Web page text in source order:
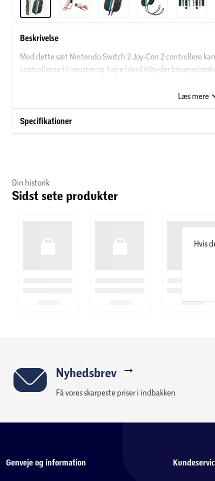
Beskrivelse
Med dette sæt Nintendo Switch 2 Joy-Con 2 controllere
controllerne til venstre og højre hånd tilbyder
Kun til brug med Nintendo Switch 2.
Læs mere
Specifikationer
Din historik
Sidst sete produkter
Hvis
Nyhedsbrev
Få vores skarpeste priser i indbakken
Genveje og information